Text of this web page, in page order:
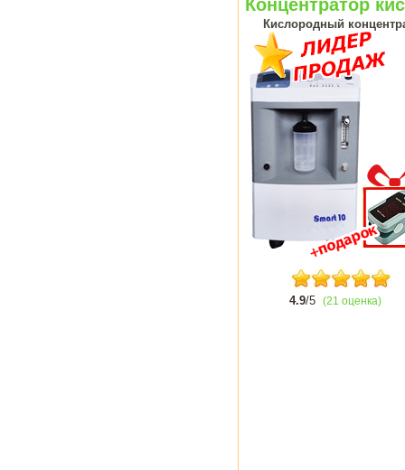
Концентратор
Кислородный
4.9/5 (21 оценка)